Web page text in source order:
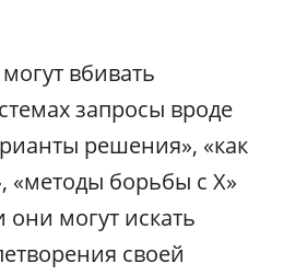
вбивать
запросы вроде
решения», «как
«методы борьбы с X»
они могут искать
своей